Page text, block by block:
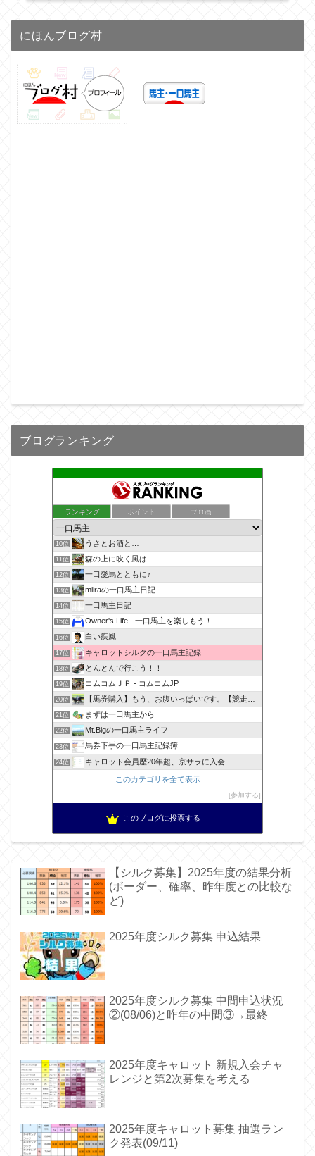
にほんブログ村
ブログランキング
ランキング ポイント ブロ画
10位 うさとお酒と…
11位 森の上に吹く風は
12位 一口愛馬とともに♪
13位 miiraの一口馬主日記
14位 一口馬主日記
15位 Owner's Life - 一口馬主を楽しもう！
16位 白い疾風
17位 キャロットシルクの一口馬主記録
18位 とんとんで行こう！！
19位 コムコムＪＰ - コムコムJP
20位 【馬券購入】もう、お腹いっぱいです。【競走馬出資】
21位 まずは一口馬主から
22位 Mt.Bigの一口馬主ライフ
23位 馬券下手の一口馬主記録簿
24位 キャロット会員歴20年超、京サラに入会
このカテゴリを全て表示
参加する
このブログに投票する
【シルク募集】2025年度の結果分析
(ボーダー、確率、昨年度との比較な
ど)
2025年度シルク募集 申込結果
2025年度シルク募集 中間申込状況
②(08/06)と昨年の中間③→最終
2025年度キャロット 新規入会チャ
レンジと第2次募集を考える
2025年度キャロット募集 抽選ラン
ク発表(09/11)